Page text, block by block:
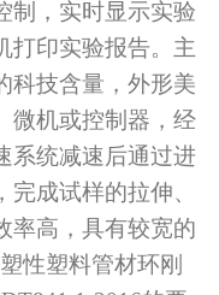
制，实时显示实验
打印实验报告。主
科技含量，外形美
微机或控制器，经
系统减速后通过进
成试样的拉伸、
率高，具有较宽的
塑性塑料管材环刚